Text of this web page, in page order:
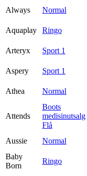
Always
Normal
Aquaplay
Ringo
Arteryx
Sport 1
Aspery
Sport 1
Athea
Normal
Attends
Boots
medisinutsalg
Flå
Aussie
Normal
Baby
Born
Ringo